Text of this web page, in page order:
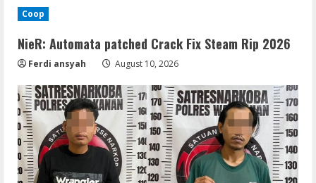
Coop
NieR: Automata patched Crack Fix Steam Rip 2026
Ferdi ansyah August 10, 2026